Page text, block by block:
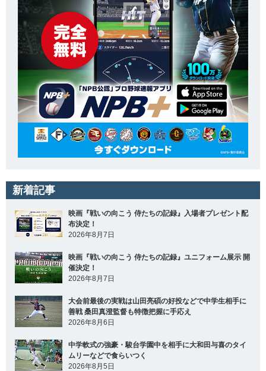
新着記事
映画『戦いの向こう 侍たちの記録』入場者プレゼント配
布決定！
2026年8月7日
映画『戦いの向こう 侍たちの記録』ユニフォーム展示 開
催決定！
2026年8月7日
大会前最後の実戦は山田亮碩の好投などで中学生相手に
善戦 桑田真澄監督も特徴把握に手応え
2026年8月6日
中学軟式の強豪・駿台学園中を相手に大和田与喜のタイ
ムリーなどで食らいつく
2026年8月5日